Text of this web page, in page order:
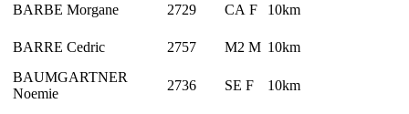
BARBE Morgane
2729 CA F 10km
BARRE Cedric 2757 M2 M 10km
BAUMGARTNER
Noemie
2736 SE F 10km